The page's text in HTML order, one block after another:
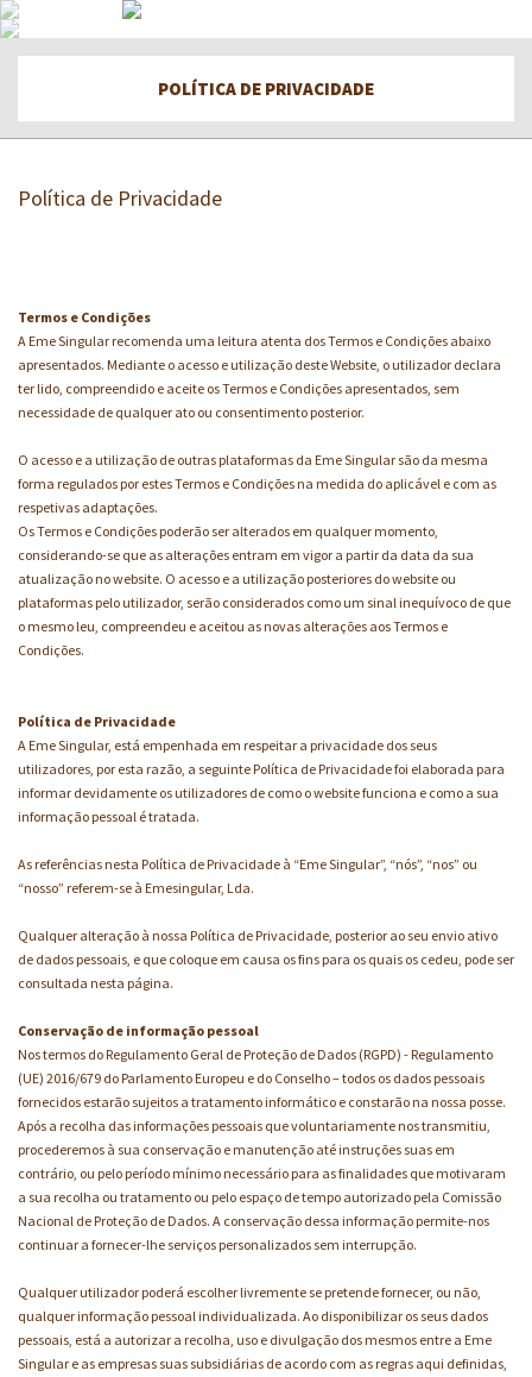
POLÍTICA DE PRIVACIDADE
Política de Privacidade
Termos e Condições
A Eme Singular recomenda uma leitura atenta dos Termos e Condições abaixo
apresentados. Mediante o acesso e utilização deste Website, o utilizador declara
ter lido, compreendido e aceite os Termos e Condições apresentados, sem
necessidade de qualquer ato ou consentimento posterior.
O acesso e a utilização de outras plataformas da Eme Singular são da mesma
forma regulados por estes Termos e Condições na medida do aplicável e com as
respetivas adaptações.
Os Termos e Condições poderão ser alterados em qualquer momento,
considerando-se que as alterações entram em vigor a partir da data da sua
atualização no website. O acesso e a utilização posteriores do website ou
plataformas pelo utilizador, serão considerados como um sinal inequívoco de que
o mesmo leu, compreendeu e aceitou as novas alterações aos Termos e
Condições.
Política de Privacidade
A Eme Singular, está empenhada em respeitar a privacidade dos seus
utilizadores, por esta razão, a seguinte Política de Privacidade foi elaborada para
informar devidamente os utilizadores de como o website funciona e como a sua
informação pessoal é tratada.
As referências nesta Política de Privacidade à “Eme Singular”, “nós”, “nos” ou
“nosso” referem-se à Emesingular, Lda.
Qualquer alteração à nossa Política de Privacidade, posterior ao seu envio ativo
de dados pessoais, e que coloque em causa os fins para os quais os cedeu, pode ser
consultada nesta página.
Conservação de informação pessoal
Nos termos do Regulamento Geral de Proteção de Dados (RGPD) - Regulamento
(UE) 2016/679 do Parlamento Europeu e do Conselho – todos os dados pessoais
fornecidos estarão sujeitos a tratamento informático e constarão na nossa posse.
Após a recolha das informações pessoais que voluntariamente nos transmitiu,
procederemos à sua conservação e manutenção até instruções suas em
contrário, ou pelo período mínimo necessário para as finalidades que motivaram
a sua recolha ou tratamento ou pelo espaço de tempo autorizado pela Comissão
Nacional de Proteção de Dados. A conservação dessa informação permite-nos
continuar a fornecer-lhe serviços personalizados sem interrupção.
Qualquer utilizador poderá escolher livremente se pretende fornecer, ou não,
qualquer informação pessoal individualizada. Ao disponibilizar os seus dados
pessoais, está a autorizar a recolha, uso e divulgação dos mesmos entre a Eme
Singular e as empresas suas subsidiárias de acordo com as regras aqui definidas,